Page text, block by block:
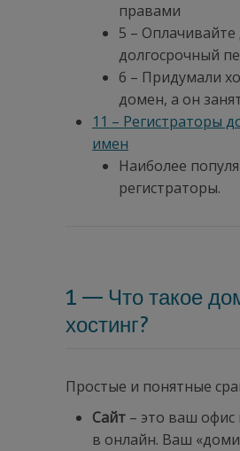
правами
5 –
долгосрочный
6 – Придумали
домен, а он
11 – Регистраторы
имен
Наиболее
регистраторы.
1 — Что такое
хостинг?
Простые и понятные
Сайт – это ваш офис
в онлайн. Ваш